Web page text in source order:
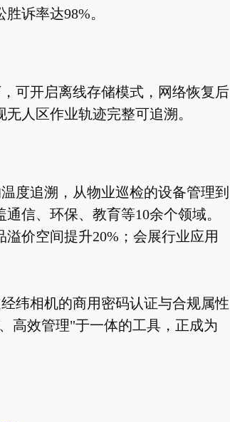
诉率达98%。
可开启离线存储模式，网络恢复后
人区作业轨迹完整可追溯。
度追溯，从物业巡检的设备管理到
信、环保、教育等10余个领域。
价空间提升20%；会展行业应用
纬相机的商用密码认证与合规属性
高效管理"于一体的工具，正成为